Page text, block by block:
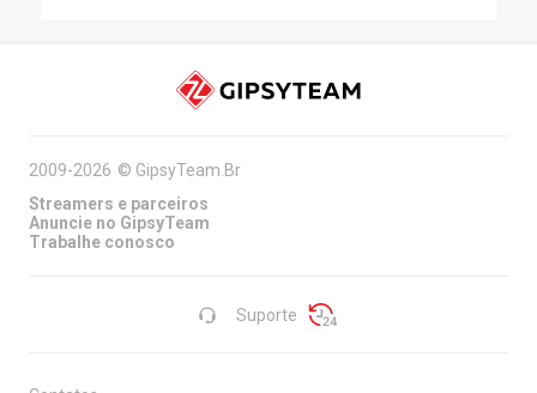
Suporte
2009-2026 © GipsyTeam.Br
Streamers e parceiros
Anuncie no GipsyTeam
Trabalhe conosco